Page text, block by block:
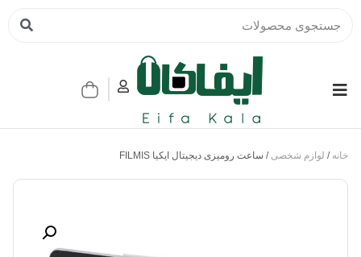
خانه / لوازم شخصی / ساعت رومیزی دیجیتال ایکیا FILMIS